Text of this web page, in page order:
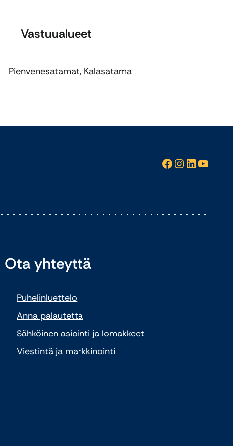
Vastuualueet
Pienvenesatamat, Kalasatama
Facebook InstagramLinkedIn YouTube
Ota yhteyttä
Puhelinluettelo
Anna palautetta
Sähköinen asiointi ja lomakkeet
Viestintä ja markkinointi